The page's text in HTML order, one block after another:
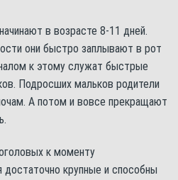
в возрасте 8-11 дней.
они быстро заплывают в рот
к этому служат быстрые
Подросших мальков родители
А потом и вовсе прекращают
к моменту
достаточно крупные и способны